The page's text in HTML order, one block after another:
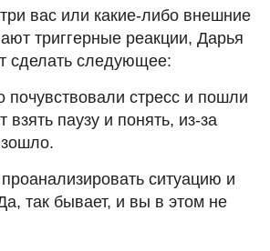
вас или какие-либо внешние
триггерные реакции, Дарья
сделать следующее:
почувствовали стресс и пошли
взять паузу и понять, из-за
ситуацию и
так бывает, и вы в этом не